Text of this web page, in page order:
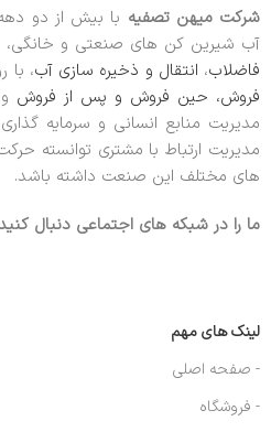
شرکت میهن تصفیه با بیش از دو
آب شیرین کن های صنعتی و خانگی،
فاضلاب، انتقال و ذخیره سازی آب، با
فروش، حین فروش و پس از فروش
مدیریت منابع انسانی و سرمایه
مدیریت ارتباط با مشتری توانسته
های مختلف این صنعت داشته باشد.
ما را در شبکه های اجتماعی دنبال
لینک های مهم
- صفحه اصلی
- فروشگاه